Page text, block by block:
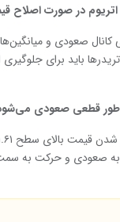
در صورت اصلاح
صعودی و
باید برای جلوگیری
طور قطعی صعودی